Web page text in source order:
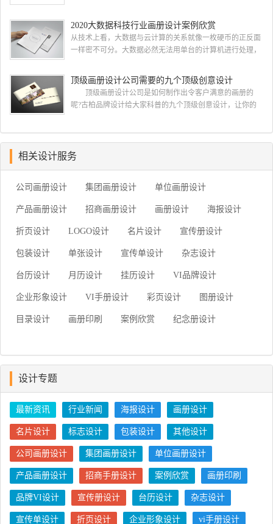
循哪些原则? 简洁画册设计公司 如何选择简洁画册
设计公司 一、看公司背景 互联网上存在许多可以查
询企业注册资本与经营状况的企业安全软件，客户们在招标
2020大数据科技行业画册设计案例欣赏
从技术上看，大数据与云计算的关系就像一枚硬币的正反面
一样密不可分。大数据必然无法用单台的计算机进行处理，
数据挖掘。但它必须依托云计算的分布式处理、分布式数据
库和云存储、虚拟化技术。最近古柏就接到一项关于大数据
科技行业画册设计项目，下面我们一起开分析下由古柏小编
顶级画册设计公司需要的九个顶级创意设计
顶级画册设计公司是如何制作出令客户满意的画册的
呢?古柏品牌设计给大家科普的九个顶级创意设计，让你的
开始之前了解你的目的 当您在考虑如何设计宣传册时，
首先要问客户为什么认为他们需要一本宣传册。然后让他们
相关设计服务
公司画册设计 集团画册设计 单位画册设计
产品画册设计 招商画册设计 画册设计 海报设计
折页设计 LOGO设计 名片设计 宣传册设计
包装设计 单张设计 宣传单设计 杂志设计
台历设计 月历设计 挂历设计 VI品牌设计
企业形象设计 VI手册设计 彩页设计 图册设计
目录设计 画册印刷 案例欣赏 纪念册设计
设计专题
最新资讯 行业新闻 海报设计 画册设计
名片设计 标志设计 包装设计 其他设计
公司画册设计 集团画册设计 单位画册设计
产品画册设计 招商手册设计 案例欣赏 画册印刷
品牌VI设计 宣传册设计 台历设计 杂志设计
宣传单设计 折页设计 企业形象设计 vi手册设计